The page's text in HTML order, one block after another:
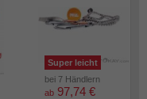
Super leicht
bei 7 Händlern
ab 97,74 €